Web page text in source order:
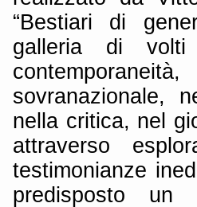
“Bestiari di
galleria di
sovranazionale,
nella critica, nel
attraverso
testimonianze
predisposto un